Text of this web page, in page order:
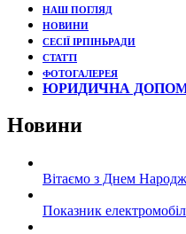
НАШ ПОГЛЯД
НОВИНИ
СЕСІЇ ІРПІНЬРАДИ
СТАТТІ
ФОТОГАЛЕРЕЯ
ЮРИДИЧНА
Новини
Вітаємо з Днем
Показник